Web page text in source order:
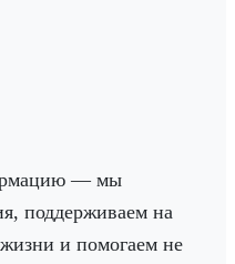
— мы
поддерживаем на
и помогаем не